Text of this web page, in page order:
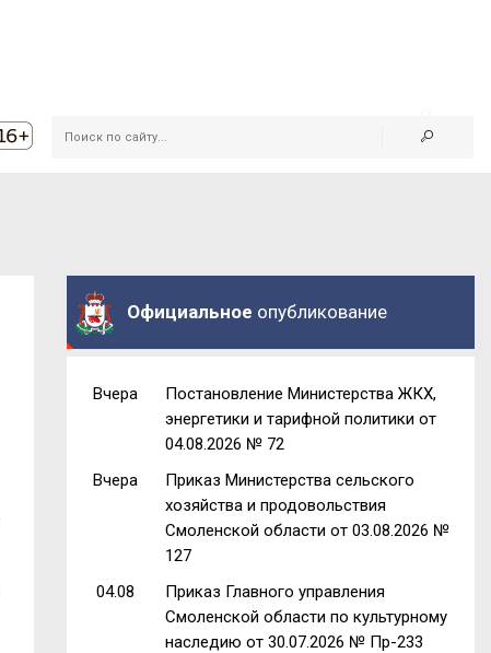
Официальное опубликование
Вчера
Постановление Министерства ЖКХ,
энергетики и тарифной политики от
04.08.2026 № 72
Вчера
Приказ Министерства сельского
хозяйства и продовольствия
Смоленской области от 03.08.2026 №
127
04.08
Приказ Главного управления
Смоленской области по культурному
наследию от 30.07.2026 № Пр-233